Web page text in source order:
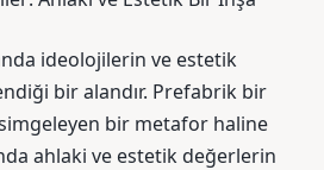
ideolojilerin ve estetik
bir alandır. Prefabrik bir
simgeleyen bir metafor haline
ahlaki ve estetik değerlerin